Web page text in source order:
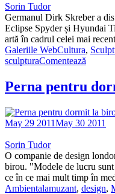
Sorin Tudor
Germanul Dirk Skreber a
Eclipse Spyder și Hyundai
artă în cadrul celei mai
Galeriile WebCultura,
sculpturaComentează
Perna pentru
May 29 2011May 30 2011
Sorin Tudor
O companie de design
birou. "Modele de lucru
ce în ce mai mult timp în
Ambientalamuzant, design,